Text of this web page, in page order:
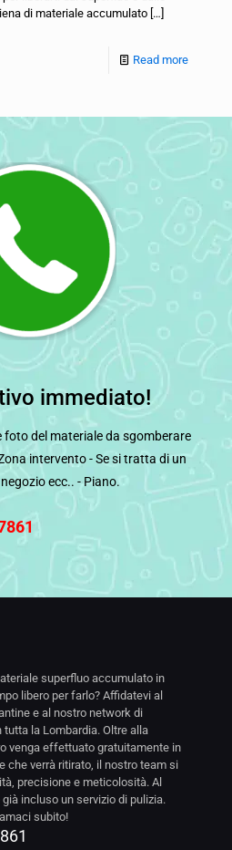
di materiale accumulato […]
Read more
immediato!
del materiale da sgomberare
intervento - Se si tratta di un
ecc.. - Piano.
superfluo accumulato in
libero per farlo? Affidatevi al
e al nostro network di
la Lombardia. Oltre alla
venga effettuato gratuitamente in
che verrà ritirato, il nostro team si
precisione e meticolosità. Al
incluso un servizio di pulizia.
subito!